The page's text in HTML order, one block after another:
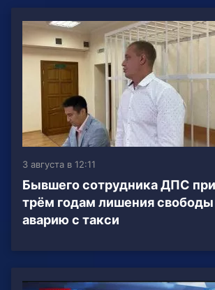
3 августа в 12:11
Бывшего сотрудника ДПС
трём годам лишения свободы
аварию с такси